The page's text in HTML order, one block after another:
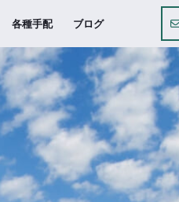
各種手配 ブログ